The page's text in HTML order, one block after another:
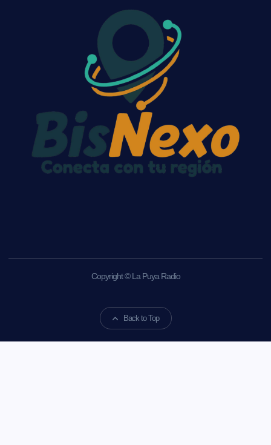
Copyright © La Puya Radio
Back to Top